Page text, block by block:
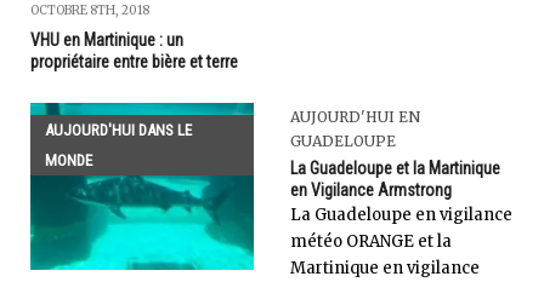
OCTOBRE 8TH, 2018
VHU en Martinique : un
propriétaire entre bière et terre
AUJOURD'HUI DANS LE
MONDE
AUJOURD'HUI EN
GUADELOUPE
La Guadeloupe et la Martinique
en Vigilance Armstrong
La Guadeloupe en vigilance
météo ORANGE et la
Martinique en vigilance